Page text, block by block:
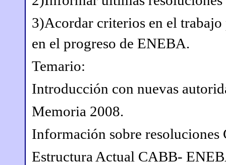
3)Acordar criterios en el
en el progreso de ENEBA.
Temario:
Introducción con nuevas
Memoria 2008.
Información sobre
Estructura Actual CABB-